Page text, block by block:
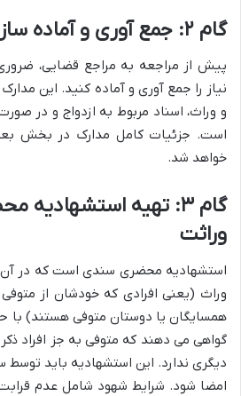
گام ۲: جمع آوری و آماده سازی مدارک لازم
پیش از مراجعه به مراجع قضایی،
نیاز را جمع آوری و آماده کنید. این
و وراث، اسناد مربوط به ازدواج و در
است. جزئیات کامل مدارک در بخش
خواهد شد.
گام ۳: تهیه استشهادیه
وراثت
استشهادیه محضری سندی است که در
وراث (یعنی افرادی که خودشان از متوفی
همسایگان یا دوستان متوفی هستند) با
گواهی می دهند که متوفی به جز افراد
دیگری ندارد. این استشهادیه باید توسط
امضا شود. شرایط شهود شامل عدم